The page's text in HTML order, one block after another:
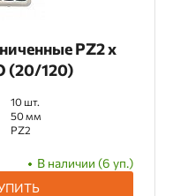
PZ2 х
(20/120)
10 шт.
50 мм
PZ2
В наличии (6 уп.)